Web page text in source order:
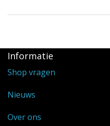
Informatie
Shop vragen
Nieuws
Over ons